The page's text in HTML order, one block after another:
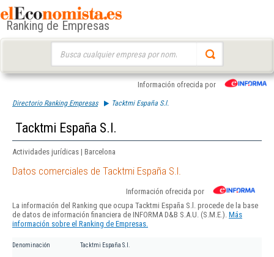
Ranking de Empresas
Información ofrecida por
Directorio Ranking Empresas Tacktmi España S.l.
Tacktmi España S.l.
Actividades jurídicas | Barcelona
Datos comerciales de Tacktmi España S.l.
Información ofrecida por
La información del Ranking que ocupa Tacktmi España S.l. procede de la base
de datos de información financiera de INFORMA D&B S.A.U. (S.M.E.). Más
información sobre el Ranking de Empresas.
Denominación Tacktmi España S.l.